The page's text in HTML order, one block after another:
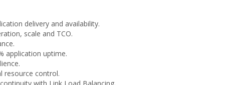
delivery and availability.
scale and TCO.
application uptime.
resource control.
with Link Load Balancing.